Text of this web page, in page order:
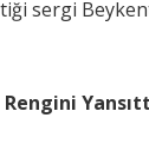
sergi